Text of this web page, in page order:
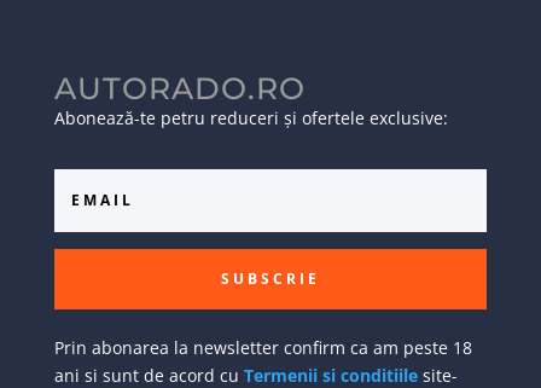
AUTORADO.RO
Abonează-te petru reduceri și ofertele exclusive:
SUBSCRIE
Prin abonarea la newsletter confirm ca am peste 18
ani si sunt de acord cu Termenii si conditiilesite-